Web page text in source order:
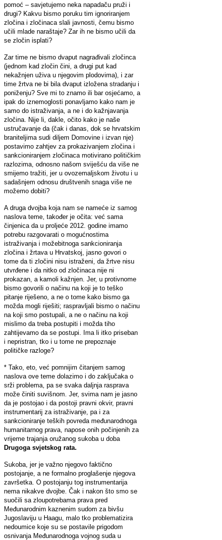
pomoć – savjetujemo neka napadaču pruži i
drugi? Kakvu bismo poruku tim ignoriranjem
zločina i zločinaca slali javnosti, čemu bismo
učili mlade naraštaje? Zar ih ne bismo učili da
se zločin isplati?
Zar time ne bismo dvaput nagrađivali zločinca
(jednom kad zločin čini, a drugi put kad
nekažnjen uživa u njegovim plodovima), i zar
time žrtva ne bi bila dvaput izložena stradanju i
poniženju? Sve mi to znamo ili bar osjećamo, a
ipak do iznemoglosti ponavljamo kako nam je
samo do istraživanja, a ne i do kažnjavanja
zločina. Nije li, dakle, očito kako je naše
ustručavanje da (čak i danas, dok se hrvatskim
braniteljima sudi diljem Domovine i izvan nje)
postavimo zahtjev za prokazivanjem zločina i
sankcioniranjem zločinaca motivirano političkim
razlozima, odnosno našom sviješću da više ne
smijemo tražiti, jer u ovozemaljskom životu i u
sadašnjem odnosu društvenih snaga više ne
možemo dobiti?
A druga dvojba koja nam se nameće iz samog
naslova teme, također je očita: već sama
činjenica da u proljeće 2012. godine imamo
potrebu razgovarati o mogućnostima
istraživanja i možebitnoga sankcioniranja
zločina i žrtava u Hrvatskoj, jasno govori o
tome da ti zločini nisu istraženi, da žrtve nisu
utvrđene i da nitko od zločinaca nije ni
prokazan, a kamoli kažnjen. Jer, u protivnome
bismo govorili o načinu na koji je to teško
pitanje riješeno, a ne o tome kako bismo ga
možda mogli riješiti; raspravljali bismo o načinu
na koji smo postupali, a ne o načinu na koji
mislimo da treba postupiti i možda tiho
zahtijevamo da se postupi. Ima li itko priseban
i nepristran, tko i u tome ne prepoznaje
političke razloge?
* Tako, eto, već pomnijim čitanjem samog
naslova ove teme dolazimo i do zaključaka o
srži problema, pa se svaka daljnja rasprava
može činiti suvišnom. Jer, svima nam je jasno
da je postojao i da postoji pravni okvir, pravni
instrumentarij za istraživanje, pa i za
sankcioniranje teških povreda međunarodnoga
humanitarnog prava, napose onih počinjenih za
vrijeme trajanja oružanog sukoba u doba
Drugoga svjetskog rata.
Sukoba, jer je važno njegovo faktično
postojanje, a ne formalno proglašenje njegova
završetka. O postojanju tog instrumentarija
nema nikakve dvojbe. Čak i nakon što smo se
suočili sa zloupotrebama prava pred
Međunarodnim kaznenim sudom za bivšu
Jugoslaviju u Haagu, malo tko problematizira
nedoumice koje su se postavile prigodom
osnivanja Međunarodnoga vojnog suda u